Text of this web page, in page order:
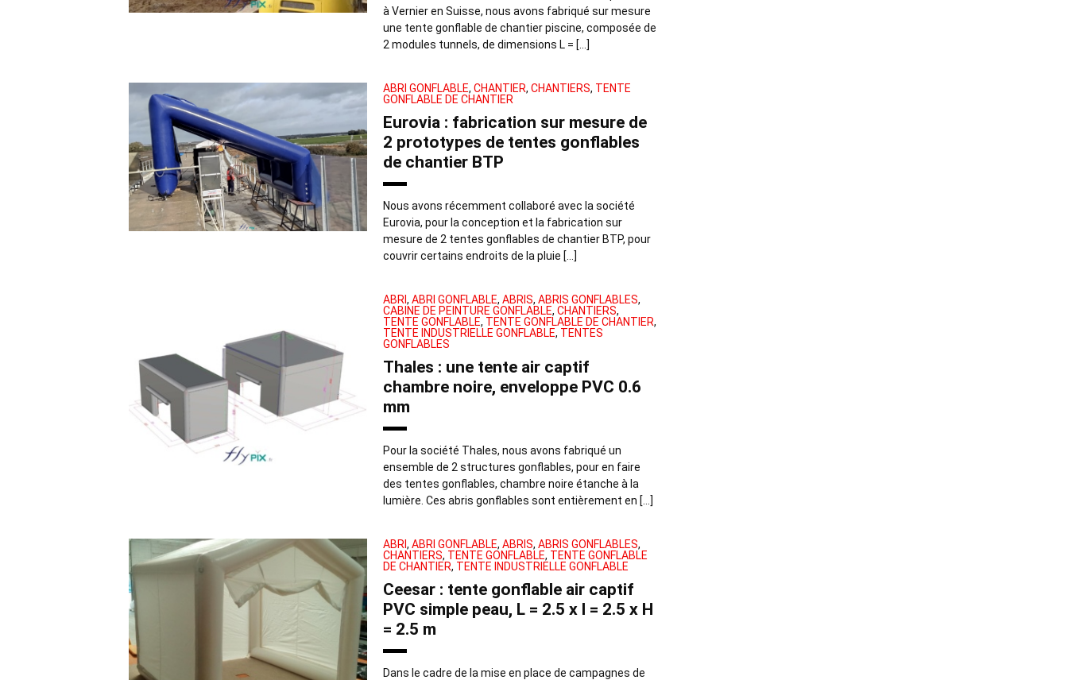
à Vernier en Suisse, nous avons fabriqué sur mesure
une tente gonflable de chantier piscine, composée de
2 modules tunnels, de dimensions L = […]
ABRI GONFLABLE, CHANTIER, CHANTIERS, TENTE
GONFLABLE DE CHANTIER
Eurovia : fabrication sur mesure de
2 prototypes de tentes gonflables
de chantier BTP
Nous avons récemment collaboré avec la société
Eurovia, pour la conception et la fabrication sur
mesure de 2 tentes gonflables de chantier BTP, pour
couvrir certains endroits de la pluie […]
ABRI , ABRI GONFLABLE, ABRIS, ABRIS GONFLABLES,
CABINE DE PEINTURE GONFLABLE, CHANTIERS,
TENTE GONFLABLE, TENTE GONFLABLE DE CHANTIER,
TENTE INDUSTRIELLE GONFLABLE, TENTES
GONFLABLES
Thales : une tente air captif
chambre noire, enveloppe PVC 0.6
mm
Pour la société Thales, nous avons fabriqué un
ensemble de 2 structures gonflables, pour en faire
des tentes gonflables, chambre noire étanche à la
lumière. Ces abris gonflables sont entièrement en […]
ABRI , ABRI GONFLABLE, ABRIS, ABRIS GONFLABLES,
CHANTIERS, TENTE GONFLABLE, TENTE GONFLABLE
DE CHANTIER, TENTE INDUSTRIELLE GONFLABLE
Ceesar : tente gonflable air captif
PVC simple peau, L = 2.5 x l = 2.5 x H
= 2.5 m
Dans le cadre de la mise en place de campagnes de